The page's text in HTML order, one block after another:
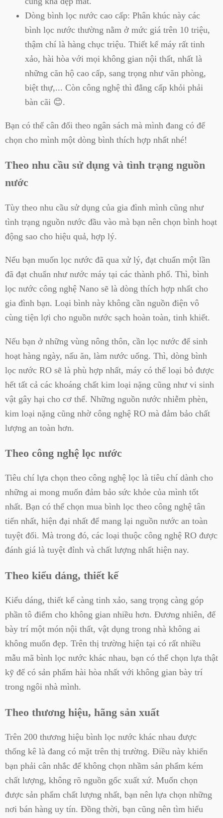
Dòng bình lọc nước cao cấp: Phân khúc này các
bình lọc nước thường nằm ở mức giá trên 10 triệu,
thậm chí là hàng chục triệu. Thiết kế máy rất tinh
xảo, hài hòa với mọi không gian nội thất, nhất là
những căn hộ cao cấp, sang trọng như văn phòng,
biệt thự,... Còn công nghệ thì đẳng cấp khỏi phải
bàn cãi 😊.
Bạn có thể cân đối theo ngân sách mà mình đang có để
chọn cho mình một dòng bình thích hợp nhất nhé!
Theo nhu cầu sử dụng và tình trạng nguồn
nước
Tùy theo nhu cầu sử dụng của gia đình mình cũng như
tình trạng nguồn nước đầu vào mà bạn nên chọn bình hoạt
động sao cho hiệu quả, hợp lý.
Nếu bạn muốn lọc nước đã qua xử lý, đạt chuẩn một lần
đã đạt chuẩn như nước máy tại các thành phố. Thì, bình
lọc nước công nghệ Nano sẽ là dòng thích hợp nhất cho
gia đình bạn. Loại bình này không cần nguồn điện vô
cùng tiện lợi cho nguồn nước sạch hoàn toàn, tinh khiết.
Nếu bạn ở những vùng nông thôn, cần lọc nước để sinh
hoạt hàng ngày, nấu ăn, làm nước uống. Thì, dòng bình
lọc nước RO sẽ là phù hợp nhất, máy có thể loại bỏ được
hết tất cả các khoáng chất kim loại nặng cũng như vi sinh
vật gây hại cho cơ thể. Những nguồn nước nhiễm phèn,
kim loại nặng cũng nhờ công nghệ RO mà đảm bảo chất
lượng an toàn hơn.
Theo công nghệ lọc nước
Tiêu chí lựa chọn theo công nghệ lọc là tiêu chí dành cho
những ai mong muốn đảm bảo sức khỏe của mình tốt
nhất. Bạn có thể chọn mua bình lọc theo công nghệ tân
tiến nhất, hiện đại nhất để mang lại nguồn nước an toàn
tuyệt đối. Mà trong đó, các loại thuộc công nghệ RO được
đánh giá là tuyệt đỉnh và chất lượng nhất hiện nay.
Theo kiểu dáng, thiết kế
Kiểu dáng, thiết kế càng tinh xảo, sang trọng càng góp
phần tô điểm cho không gian nhiều hơn. Đương nhiên, để
bày trí một món nội thất, vật dụng trong nhà không ai
không muốn đẹp. Trên thị trường hiện tại có rất nhiều
mẫu mã bình lọc nước khác nhau, bạn có thể chọn lựa thật
kỹ để có sản phẩm hài hòa nhất với không gian bày trí
trong ngôi nhà mình.
Theo thương hiệu, hãng sản xuất
Trên 200 thương hiệu bình lọc nước khác nhau được
thống kê là đang có mặt trên thị trường. Điều này khiến
bạn phải cân nhắc để không chọn nhầm sản phẩm kém
chất lượng, không rõ nguồn gốc xuất xứ. Muốn chọn
được sản phẩm chất lượng nhất, bạn nên lựa chọn những
nơi bán hàng uy tín. Đồng thời, bạn cũng nên tìm hiểu